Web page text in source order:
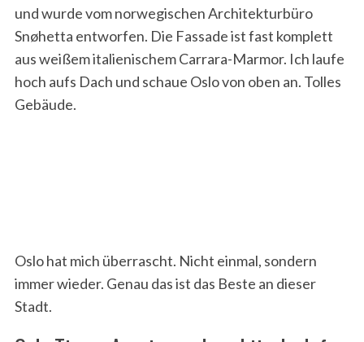
und wurde vom norwegischen Architekturbüro
Snøhetta entworfen. Die Fassade ist fast komplett
aus weißem italienischem Carrara-Marmor. Ich laufe
hoch aufs Dach und schaue Oslo von oben an. Tolles
Gebäude.
Oslo hat mich überrascht. Nicht einmal, sondern
immer wieder. Genau das ist das Beste an dieser
Stadt.